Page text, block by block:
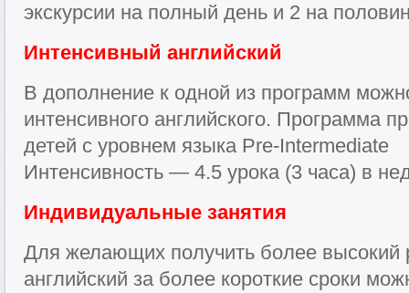
экскурсии на полный день и 2 на
Интенсивный английский
В дополнение к одной из программ
интенсивного английского. Программа
детей с уровнем языка Pre-Intermediate
Интенсивность — 4.5 урока (3 часа) в
Индивидуальные занятия
Для желающих получить более высокий
английский за более короткие сроки